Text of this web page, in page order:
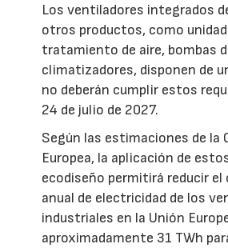
Los ventiladores integrados
otros productos, como
tratamiento de aire, bombas
climatizadores, disponen de
no deberán cumplir estos
24 de julio de 2027.
Según las estimaciones de la
Europea, la aplicación de
ecodiseño permitirá reducir el
anual de electricidad de los
industriales en la Unión
aproximadamente 31 TWh